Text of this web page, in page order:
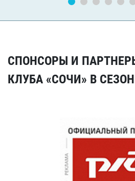
СПОНСОРЫ И
КЛУБА «СОЧИ» В